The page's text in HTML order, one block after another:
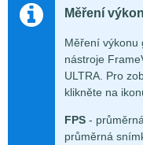
Měření
Měření výkonu
nástroje
ULTRA. Pro
klikněte na
FPS -
průměrná